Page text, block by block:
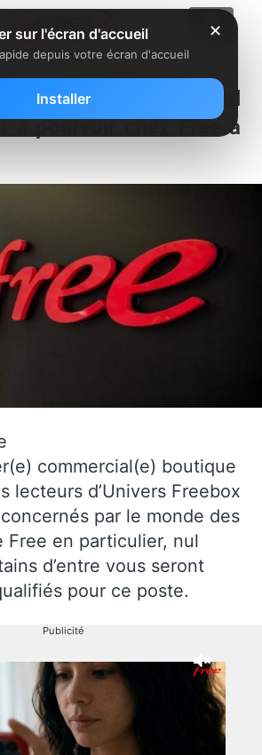
conseiller commercial
à pourvoir chez Free à
commercial(e) boutique
lecteurs d’Univers Freebox
par le monde des
Free en particulier, nul
d’entre vous seront
pour ce poste.
Publicité
✕
sur l'écran d'accueil
depuis votre écran d'accueil
Installer